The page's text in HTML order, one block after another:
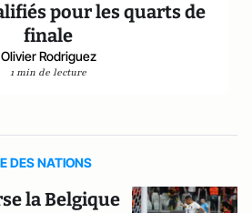
pour les quarts de
finale
Olivier Rodriguez
1 min de lecture
DES NATIONS
la Belgique